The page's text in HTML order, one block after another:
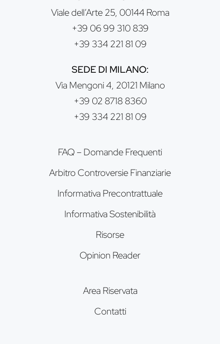
Viale dell’Arte 25, 00144 Roma
+39 06 99 310 839
+39 334 221 81 09
SEDE DI MILANO:
Via Mengoni 4, 20121 Milano
+39 02 8718 8360
+39 334 221 81 09
FAQ – Domande Frequenti
Arbitro Controversie Finanziarie
Informativa Precontrattuale
Informativa Sostenibilità
Risorse
Opinion Reader
Area Riservata
Contatti